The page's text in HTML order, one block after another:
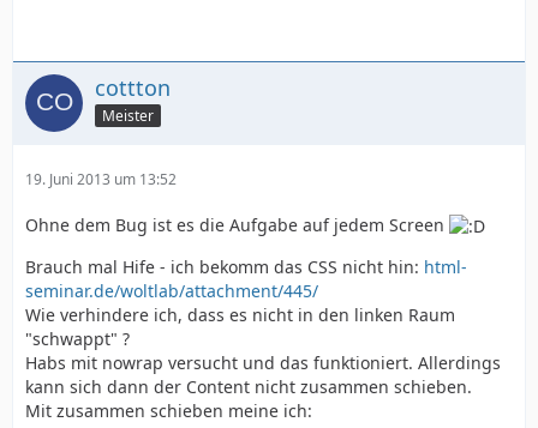
cottton
Meister
19. Juni 2013 um 13:52
Ohne dem Bug ist es die Aufgabe auf jedem Screen
Brauch mal Hife - ich bekomm das CSS nicht hin: html-
seminar.de/woltlab/attachment/445/
Wie verhindere ich, dass es nicht in den linken Raum
"schwappt" ?
Habs mit nowrap versucht und das funktioniert. Allerdings
kann sich dann der Content nicht zusammen schieben.
Mit zusammen schieben meine ich: